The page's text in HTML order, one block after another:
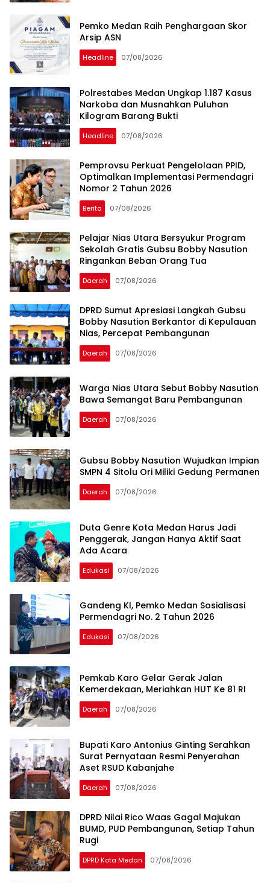
Pemko Medan Raih Penghargaan Skor
Arsip ASN
Headline 07/08/2026
Polrestabes Medan Ungkap 1.187 Kasus
Narkoba dan Musnahkan Puluhan
Kilogram Barang Bukti
Headline 07/08/2026
Pemprovsu Perkuat Pengelolaan PPID,
Optimalkan Implementasi Permendagri
Nomor 2 Tahun 2026
Berita 07/08/2026
Pelajar Nias Utara Bersyukur Program
Sekolah Gratis Gubsu Bobby Nasution
Ringankan Beban Orang Tua
Daerah 07/08/2026
DPRD Sumut Apresiasi Langkah Gubsu
Bobby Nasution Berkantor di Kepulauan
Nias, Percepat Pembangunan
Daerah 07/08/2026
Warga Nias Utara Sebut Bobby Nasution
Bawa Semangat Baru Pembangunan
Daerah 07/08/2026
Gubsu Bobby Nasution Wujudkan Impian
SMPN 4 Sitolu Ori Miliki Gedung Permanen
Daerah 07/08/2026
Duta Genre Kota Medan Harus Jadi
Penggerak, Jangan Hanya Aktif Saat
Ada Acara
Edukasi 07/08/2026
Gandeng KI, Pemko Medan Sosialisasi
Permendagri No. 2 Tahun 2026
Edukasi 07/08/2026
Pemkab Karo Gelar Gerak Jalan
Kemerdekaan, Meriahkan HUT Ke 81 RI
Daerah 07/08/2026
Bupati Karo Antonius Ginting Serahkan
Surat Pernyataan Resmi Penyerahan
Aset RSUD Kabanjahe
Daerah 07/08/2026
DPRD Nilai Rico Waas Gagal Majukan
BUMD, PUD Pembangunan, Setiap Tahun
Rugi
DPRD Kota Medan 07/08/2026